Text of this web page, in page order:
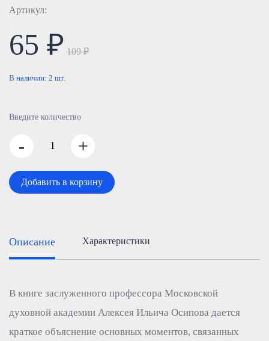
Артикул:
65 ₽ 109 ₽
В наличии: 2 шт.
Введите количество
- +
Добавить в корзину
Описание Характеристики
В книге заслуженного профессора Московской
духовной академии Алексея Ильича Осипова дается
краткое объяснение основных моментов, связанных